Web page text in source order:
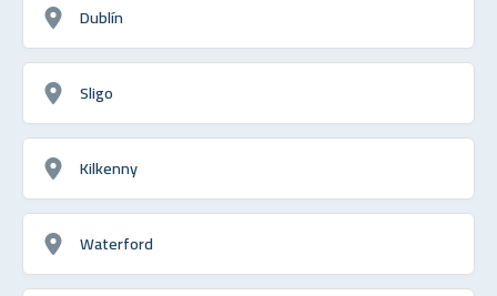
Dublín
Sligo
Kilkenny
Waterford